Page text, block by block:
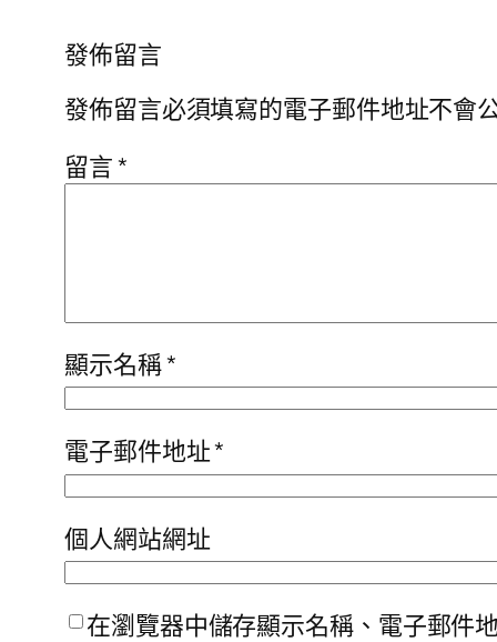
發佈留言
發佈留言必須填寫的電子郵件地址不會
留言*
顯示名稱*
電子郵件地址*
個人網站網址
在瀏覽器中儲存顯示名稱、電子郵件